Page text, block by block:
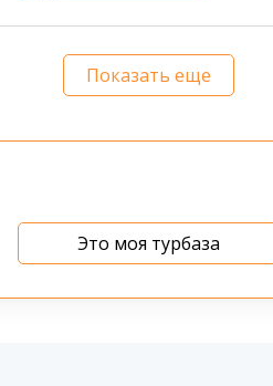
Показать еще
Это моя турбаза